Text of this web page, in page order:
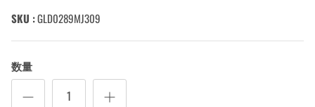
SKU :GLD0289MJ309
数量